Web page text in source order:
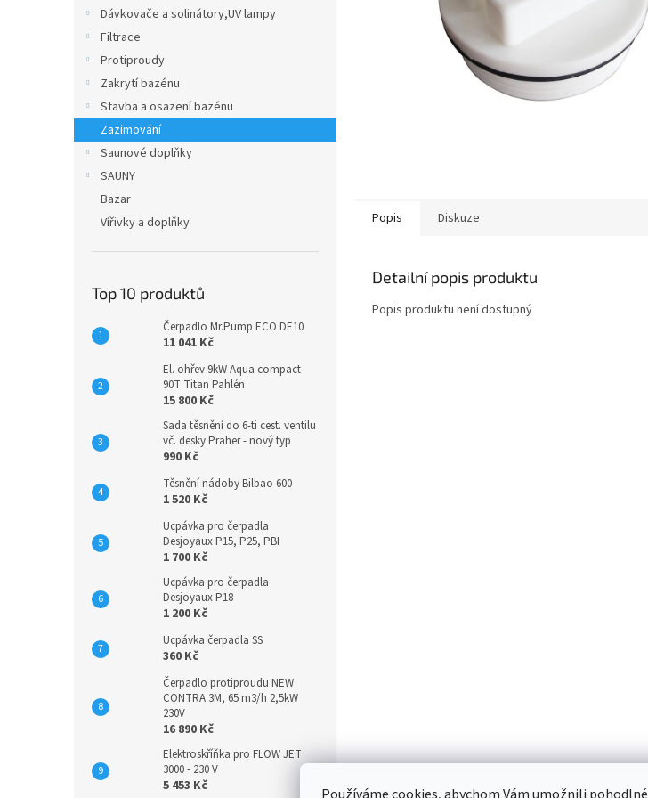
Dávkovače a solinátory,UV lampy
Filtrace
Protiproudy
Zakrytí bazénu
Stavba a osazení bazénu
Zazimování
Saunové doplňky
SAUNY
Bazar
Vířivky a doplňky
Top 10 produktů
Čerpadlo Mr.Pump ECO DE10
11 041 Kč
El. ohřev 9kW Aqua compact
90T Titan Pahlén
15 800 Kč
Sada těsnění do 6-ti cest. ventilu
vč. desky Praher - nový typ
990 Kč
Těsnění nádoby Bilbao 600
1 520 Kč
Ucpávka pro čerpadla
Desjoyaux P15, P25, PBI
1 700 Kč
Ucpávka pro čerpadla
Desjoyaux P18
1 200 Kč
Ucpávka čerpadla SS
360 Kč
Čerpadlo protiproudu NEW
CONTRA 3M, 65 m3/h 2,5kW
230V
16 890 Kč
Elektroskříňka pro FLOW JET
3000 - 230 V
5 453 Kč
Popis Diskuze
Detailní popis produktu
Popis produktu není dostupný